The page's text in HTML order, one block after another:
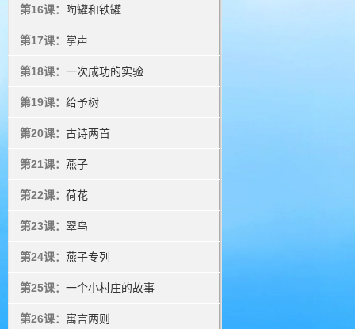
第16课： 陶罐和铁罐
第17课： 掌声
第18课： 一次成功的实验
第19课： 给予树
第20课： 古诗两首
第21课： 燕子
第22课： 荷花
第23课： 翠鸟
第24课： 燕子专列
第25课： 一个小村庄的故事
第26课： 寓言两则